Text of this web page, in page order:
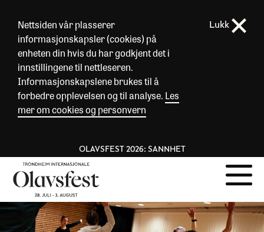
Nettsiden vår plasserer
informasjonskapsler (cookies) på
enheten din hvis du har godkjent det i
innstillingene til nettleseren.
Informasjonskapslene brukes til å
forbedre opplevelsen og til analyse. Les
mer om cookies og personvern
Lukk
OLAVSFEST 2026: SANNHET